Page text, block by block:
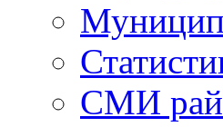
СМИ